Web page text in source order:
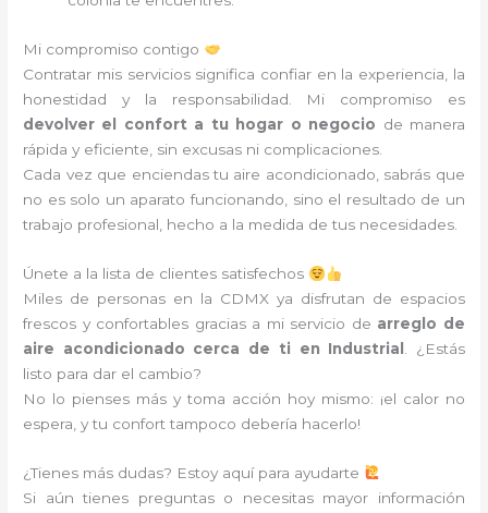
Mi compromiso contigo
Contratar mis servicios significa confiar en la experiencia, la
honestidad y la responsabilidad. Mi compromiso es
devolver el confort a tu hogar o negocio de manera
rápida y eficiente, sin excusas ni complicaciones.
Cada vez que enciendas tu aire acondicionado, sabrás que
no es solo un aparato funcionando, sino el resultado de un
trabajo profesional, hecho a la medida de tus necesidades.
Únete a la lista de clientes satisfechos
Miles de personas en la CDMX ya disfrutan de espacios
frescos y confortables gracias a mi servicio de arreglo de
aire acondicionado cerca de ti en Industrial
. ¿Estás
listo para dar el cambio?
No lo pienses más y toma acción hoy mismo: ¡el calor no
espera, y tu confort tampoco debería hacerlo!
¿Tienes más dudas? Estoy aquí para ayudarte
Si aún tienes preguntas o necesitas mayor información